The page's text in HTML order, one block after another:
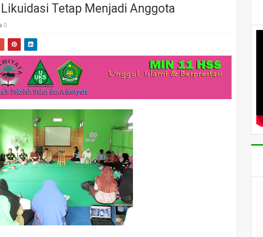
Tetap Menjadi Anggota
0